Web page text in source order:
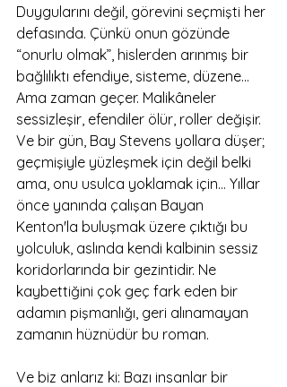
Duygularını değil, görevini seçmişti her
defasında. Çünkü onun gözünde
“onurlu olmak”, hislerden arınmış bir
bağlılıktı efendiye, sisteme, düzene...
Ama zaman geçer. Malikâneler
sessizleşir, efendiler ölür, roller değişir.
Ve bir gün, Bay Stevens yollara düşer;
geçmişiyle yüzleşmek için değil belki
ama, onu usulca yoklamak için… Yıllar
önce yanında çalışan Bayan
Kenton'la buluşmak üzere çıktığı bu
yolculuk, aslında kendi kalbinin sessiz
koridorlarında bir gezintidir. Ne
kaybettiğini çok geç fark eden bir
adamın pişmanlığı, geri alınamayan
zamanın hüznüdür bu roman.
Ve biz anlarız ki: Bazı insanlar bir